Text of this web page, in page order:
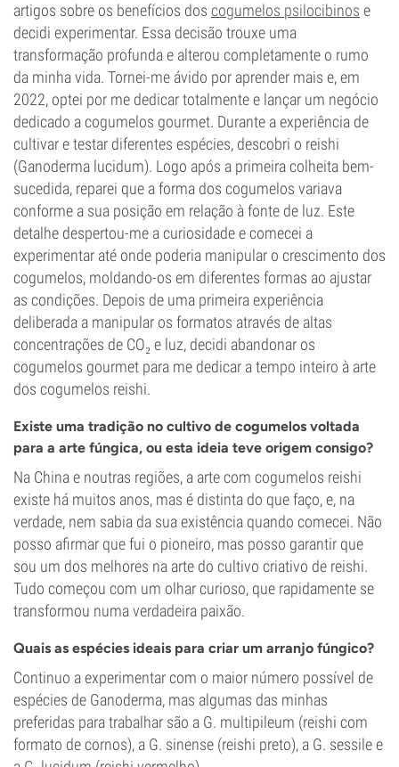
artigos sobre os benefícios dos cogumelos psilocibinos e
decidi experimentar. Essa decisão trouxe uma
transformação profunda e alterou completamente o rumo
da minha vida. Tornei-me ávido por aprender mais e, em
2022, optei por me dedicar totalmente e lançar um negócio
dedicado a cogumelos gourmet. Durante a experiência de
cultivar e testar diferentes espécies, descobri o reishi
(Ganoderma lucidum). Logo após a primeira colheita bem-
sucedida, reparei que a forma dos cogumelos variava
conforme a sua posição em relação à fonte de luz. Este
detalhe despertou-me a curiosidade e comecei a
experimentar até onde poderia manipular o crescimento dos
cogumelos, moldando-os em diferentes formas ao ajustar
as condições. Depois de uma primeira experiência
deliberada a manipular os formatos através de altas
concentrações de CO₂ e luz, decidi abandonar os
cogumelos gourmet para me dedicar a tempo inteiro à arte
dos cogumelos reishi.
Existe uma tradição no cultivo de cogumelos voltada
para a arte fúngica, ou esta ideia teve origem consigo?
Na China e noutras regiões, a arte com cogumelos reishi
existe há muitos anos, mas é distinta do que faço, e, na
verdade, nem sabia da sua existência quando comecei. Não
posso afirmar que fui o pioneiro, mas posso garantir que
sou um dos melhores na arte do cultivo criativo de reishi.
Tudo começou com um olhar curioso, que rapidamente se
transformou numa verdadeira paixão.
Quais as espécies ideais para criar um arranjo fúngico?
Continuo a experimentar com o maior número possível de
espécies de Ganoderma, mas algumas das minhas
preferidas para trabalhar são a G. multipileum (reishi com
formato de cornos), a G. sinense (reishi preto), a G. sessile e